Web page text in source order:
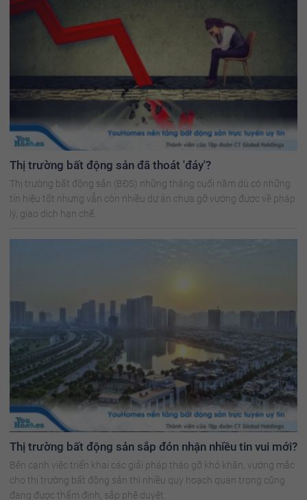
Thị trường bất động sản đã thoát 'đáy'?
Thị trường bất động sản (BĐS) những tháng cuối năm dù có những
tín hiệu tốt nhưng vẫn còn nhiều dự án chưa gỡ vướng được về pháp
lý, giao dịch hạn chế.
Thị trường bất động sản sắp đón nhận nhiều tin vui mới?
Bên cạnh việc triển khai các giải pháp tháo gỡ khó khăn, vướng mắc
cho thị trường bất động sản thì nhiều quy hoạch quan trọng cũng
đang được thẩm định, sắp phê duyệt.